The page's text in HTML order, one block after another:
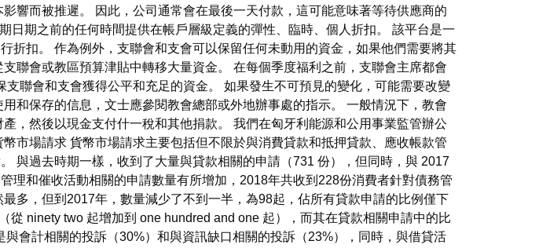
響而被推遲。 因此，公司通常會在最後一天付款，這可能意味著等待供應商的
期之前的任何時間提供在帳戶層級定義的彈性、臨時、個人折扣。 該平台是一
折扣。 作為例外，支聯會和支會可以保留任何未動用的資金，如果他們需要將其
聯會或教區預算津貼中轉移大量資金。 在每個季度福利之前，支聯會主席都會
聯會和支會獲得公平和充足的資金。 如果發生不可預見的變化，可能需要改變
和保存的信息，文士應參閱教會總部或外地辦事處的指示。 一般情況下，教會
，然後以現金支付什一稅和其他捐款。 我們在匈牙利能源和公用事業監管辦公
市場請求 貨幣市場請求主要包括但不限於與消費貸款和抵押貸款、應收帳款管
與過去時期一樣，收到了大量與貸款相關的申請（731 份），但同時，與 2017
理和催收活動相關的申請數量有所增加，2018年共收到228份消費者針對債務管
多，但到2017年，數量減少了不到一半，為98起，佔所有貸款申請的比例僅下
ninety two 起增加到 one hundred and one 起），而其在貸款相關申請中的比
會計相關的投訴（30%）和與資訊缺口相關的投訴（23%），同時，與借貸活